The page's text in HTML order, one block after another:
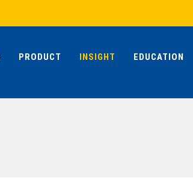
PRODUCT INSIGHT EDUCATION